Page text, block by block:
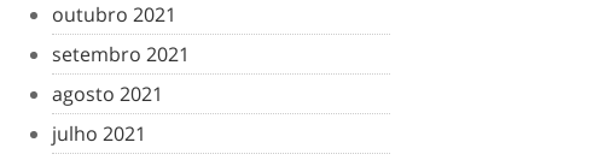
outubro 2021
setembro 2021
agosto 2021
julho 2021